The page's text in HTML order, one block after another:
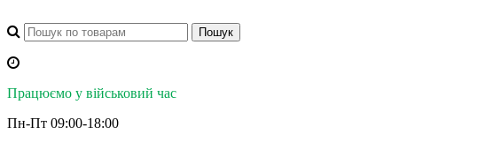
Працюємо у військовий час
Пн-Пт 09:00-18:00